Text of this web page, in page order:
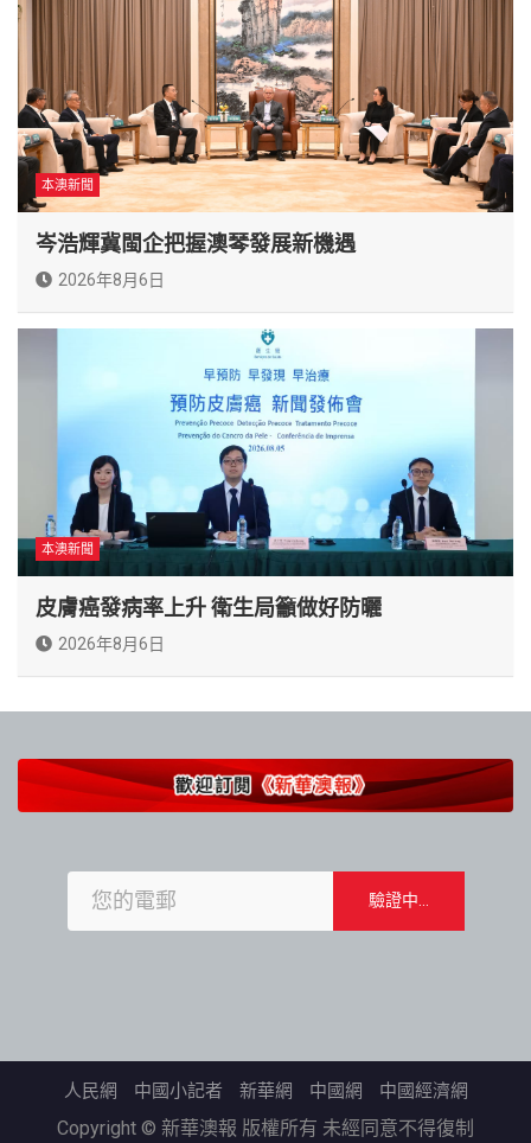
本澳新聞
岑浩輝冀閩企把握澳琴發展新機遇
2026年8月6日
本澳新聞
皮膚癌發病率上升 衛生局籲做好防曬
2026年8月6日
人民網 中國小記者 新華網 中國網 中國經濟網
Copyright © 新華澳報 版權所有 未經同意不得復制